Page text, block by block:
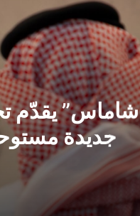
شاماس” يقدّم
جديدة